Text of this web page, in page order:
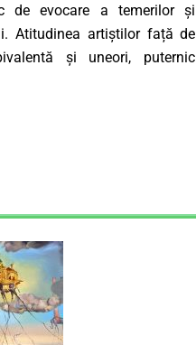
de evocare a temerilor și
Atitudinea artiștilor față de
și uneori, puternic